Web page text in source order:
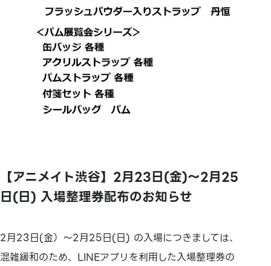
【アニメイト渋谷】2月23日(金)～2月25
日(日) 入場整理券配布のお知らせ
2月23日(金）～2月25日(日) の入場につきましては、
混雑緩和のため、LINEアプリを利用した入場整理券の